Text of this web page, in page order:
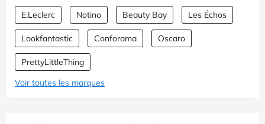
E.Leclerc Notino Beauty Bay Les Échos
Lookfantastic Conforama Oscaro
PrettyLittleThing
Voir toutes les marques